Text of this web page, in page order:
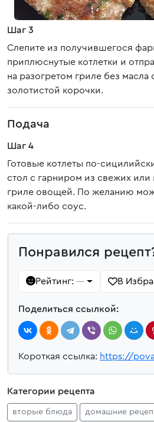
Шаг 3
Слепите из получившегося
приплюснутые котлетки и
на разогретом гриле без масла
золотистой корочки.
Подача
Шаг 4
Готовые котлеты по-
стол с гарниром из свежих или
гриле овощей. По желанию
какой-либо соус.
Понравился
Рейтинг: — В
Поделиться ссылкой:
Короткая ссылка: https://
Категории рецепта
вторые блюда домашние